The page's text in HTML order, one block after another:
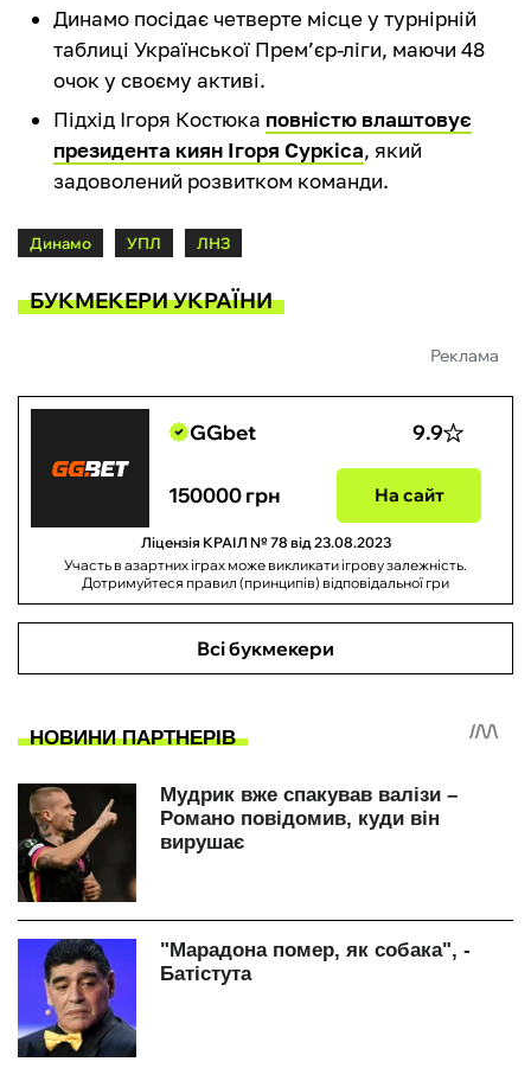
Динамо посідає четверте місце у турнірній
таблиці Української Прем’єр-ліги, маючи 48
очок у своєму активі.
Підхід Ігоря Костюка повністю влаштовує
президента киян Ігоря Суркіса, який
задоволений розвитком команди.
Динамо УПЛ ЛНЗ
БУКМЕКЕРИ УКРАЇНИ
Реклама
GGbet 9.9
150000 грн На сайт
Ліцензія КРАІЛ № 78 від 23.08.2023
Участь в азартних іграх може викликати ігрову залежність.
Дотримуйтеся правил (принципів) відповідальної гри
Всі букмекери